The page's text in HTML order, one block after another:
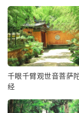
千眼千臂观世音菩萨
经